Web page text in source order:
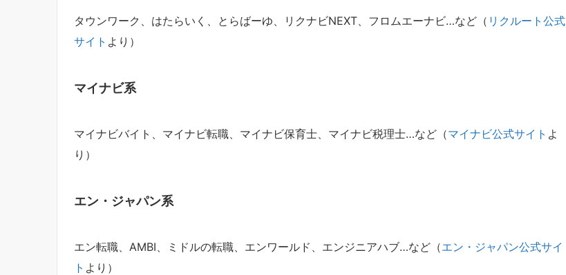
タウンワーク、はたらいく、とらばーゆ、リクナビNEXT、フロムエーナビ…など（ リクルート公式
サイト より）
マイナビ系
マイナビバイト、マイナビ転職、マイナビ保育士、マイナビ税理士…など（マイナビ公式サイト よ
り）
エン・ジャパン系
エン転職、AMBI、ミドルの転職、エンワールド、エンジニアハブ…など（エン・ジャパン公式サイ
ト より）